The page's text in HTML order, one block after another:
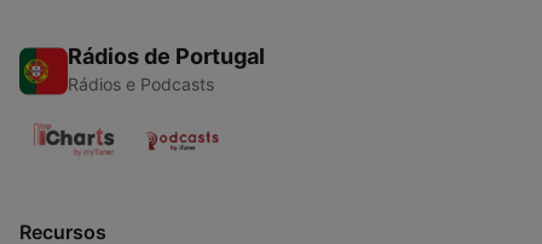
Rádios de Portugal
Rádios e Podcasts
Recursos